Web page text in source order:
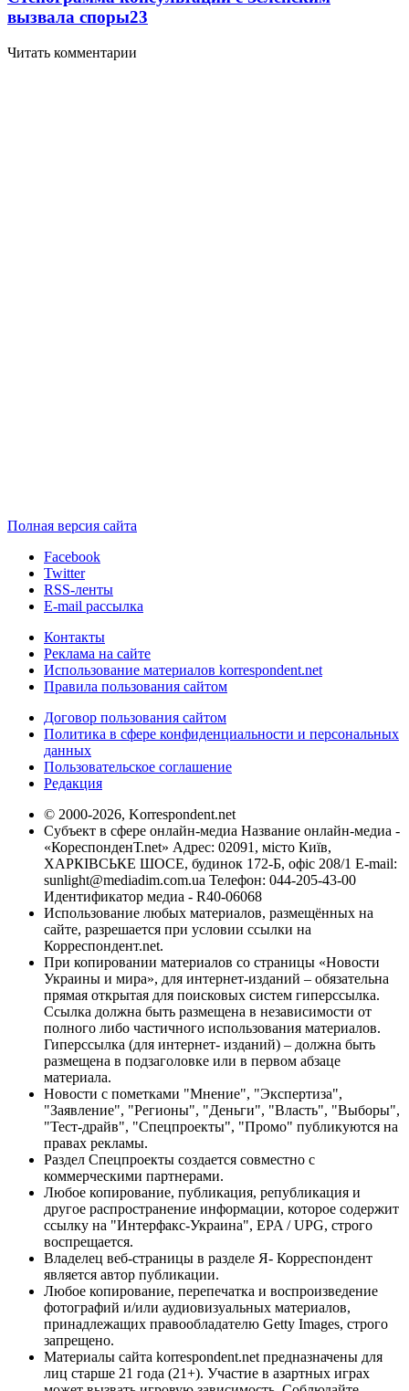
вызвала споры23
Читать комментарии
Полная версия сайта
Facebook
Twitter
RSS-ленты
E-mail рассылка
Контакты
Реклама на сайте
Использование материалов korrespondent.net
Правила пользования сайтом
Договор пользования сайтом
Политика в сфере конфиденциальности и персональных
данных
Пользовательское соглашение
Редакция
© 2000-2026, Korrespondent.net
Субъект в сфере онлайн-медиа Название онлайн-медиа -
«КореспонденТ.net» Адрес: 02091, місто Київ,
ХАРКІВСЬКЕ ШОСЕ, будинок 172-Б, офіс 208/1 E-mail:
sunlight@mediadim.com.ua Телефон: 044-205-43-00
Идентификатор медиа - R40-06068
Использование любых материалов, размещённых на
сайте, разрешается при условии ссылки на
Корреспондент.net.
При копировании материалов со страницы «Новости
Украины и мира», для интернет-изданий – обязательна
прямая открытая для поисковых систем гиперссылка.
Ссылка должна быть размещена в независимости от
полного либо частичного использования материалов.
Гиперссылка (для интернет- изданий) – должна быть
размещена в подзаголовке или в первом абзаце
материала.
Новости с пометками "Мнение", "Экспертиза",
"Заявление", "Регионы", "Деньги", "Власть", "Выборы",
"Тест-драйв", "Спецпроекты", "Промо" публикуются на
правах рекламы.
Раздел Спецпроекты создается совместно с
коммерческими партнерами.
Любое копирование, публикация, републикация и
другое распространение информации, которое содержит
ссылку на "Интерфакс-Украина", EPA / UPG, строго
воспрещается.
Владелец веб-страницы в разделе Я- Корреспондент
является автор публикации.
Любое копирование, перепечатка и воспроизведение
фотографий и/или аудиовизуальных материалов,
принадлежащих правообладателю Getty Images, строго
запрещено.
Материалы сайта korrespondent.net предназначены для
лиц старше 21 года (21+). Участие в азартных играх